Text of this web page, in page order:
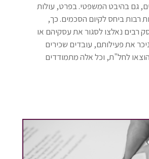
גם בהיבט המשפטי. בפרט, עולות
רבות ביחס לקיום הסכמים. כך,
רבים נאלצו לסגור את עסקיהם או
את פעילותם, עובדים שכירים
הוצאו לחל"ת, וכל אלה מתמודדים